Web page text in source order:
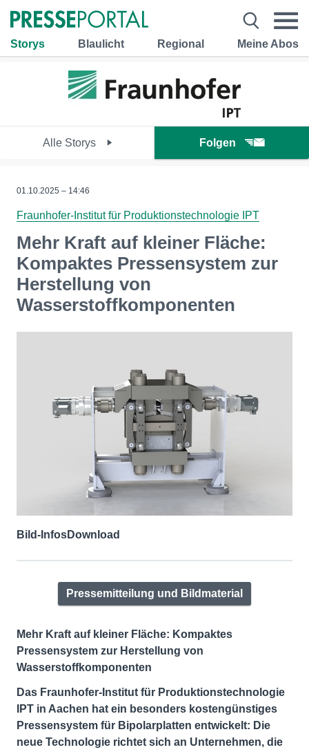
Storys Blaulicht Regional Meine Abos
Alle Storys Folgen
01.10.2025 – 14:46
Fraunhofer-Institut für Produktionstechnologie IPT
Mehr Kraft auf kleiner Fläche:
Kompaktes Pressensystem zur
Herstellung von
Wasserstoffkomponenten
Bild-InfosDownload
Pressemitteilung und Bildmaterial
Mehr Kraft auf kleiner Fläche: Kompaktes
Pressensystem zur Herstellung von
Wasserstoffkomponenten
Das Fraunhofer-Institut für Produktionstechnologie
IPT in Aachen hat ein besonders kostengünstiges
Pressensystem für Bipolarplatten entwickelt: Die
neue Technologie richtet sich an Unternehmen, die